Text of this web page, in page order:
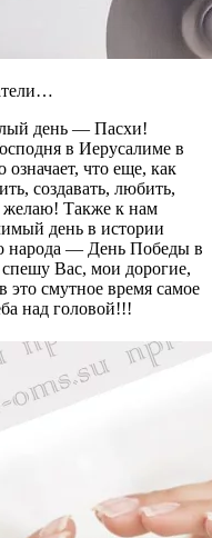
день — Пасхи!
в Иерусалиме в
означает, что еще, как
создавать, любить,
желаю! Также к нам
день в истории
народа — День Победы в
Вас, мои дорогие,
это смутное время самое
над головой!!!